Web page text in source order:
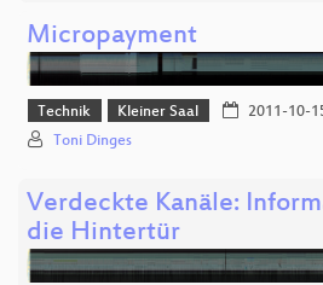
Micropayment
Technik Kleiner Saal 2011-10-
Toni Dinges
Verdeckte Kanäle:
die Hintertür